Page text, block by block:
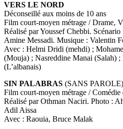
VERS LE NORD
Déconseillé aux moins de 10 ans
Film court-moyen métrage / Drame,
Réalisé par Youssef Chebbi.
Amine Messadi. Musique : Valentin
Avec : Helmi Dridi (mehdi) ;
(Mouja) ; Nasreddine Manai (Salah)
(L’albanais)
SIN PALABRAS (SANS PAROLE)
Film court-moyen métrage /
Réalisé par Othman Naciri. Photo :
Adil Aissa
Avec : Raouia, Bruce Malak